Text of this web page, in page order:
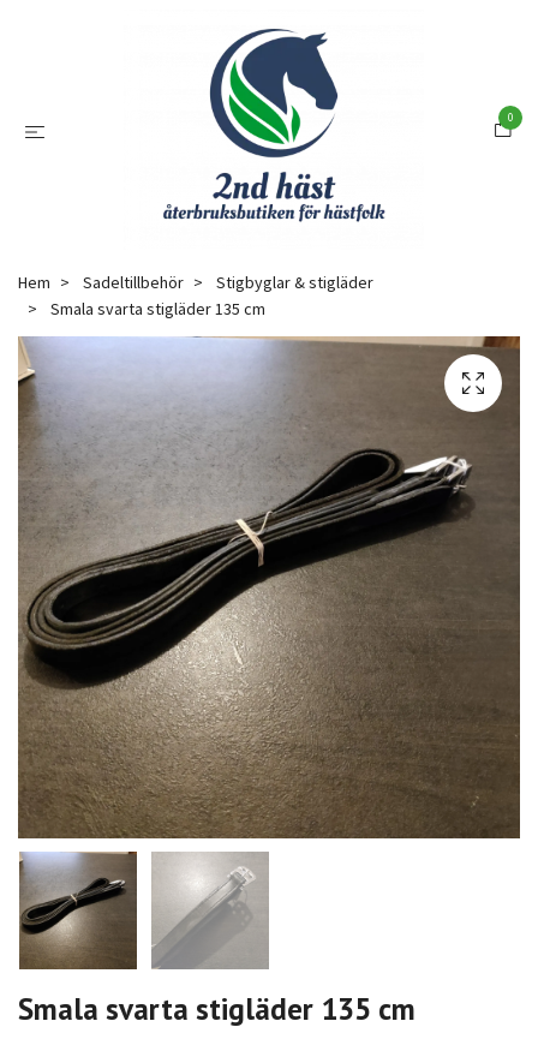
0
Hem Sadeltillbehör
Stigbyglar & stigläder
Smala svarta stigläder 135 cm
Smala svarta stigläder 135 cm